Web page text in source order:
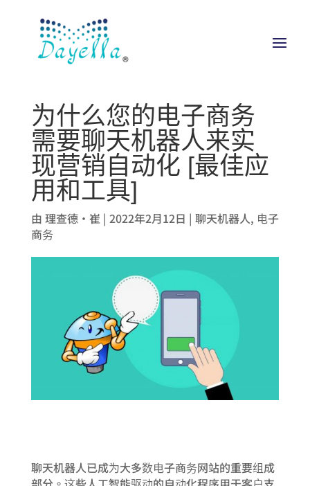
为什么您的电子商务
需要聊天机器人来实
现营销自动化 [最佳应
用和工具]
由 理查德·崔 | 2022年2月12日 | 聊天机器人, 电子
商务
聊天机器人已成为大多数电子商务网站的重要组成